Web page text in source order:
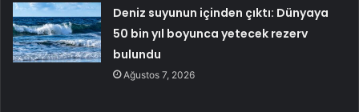
Deniz suyunun içinden çıktı: Dünyaya
50 bin yıl boyunca yetecek rezerv
bulundu
Ağustos 7, 2026